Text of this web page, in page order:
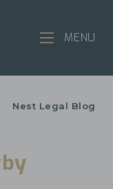
Nest Legal Blog
MENU